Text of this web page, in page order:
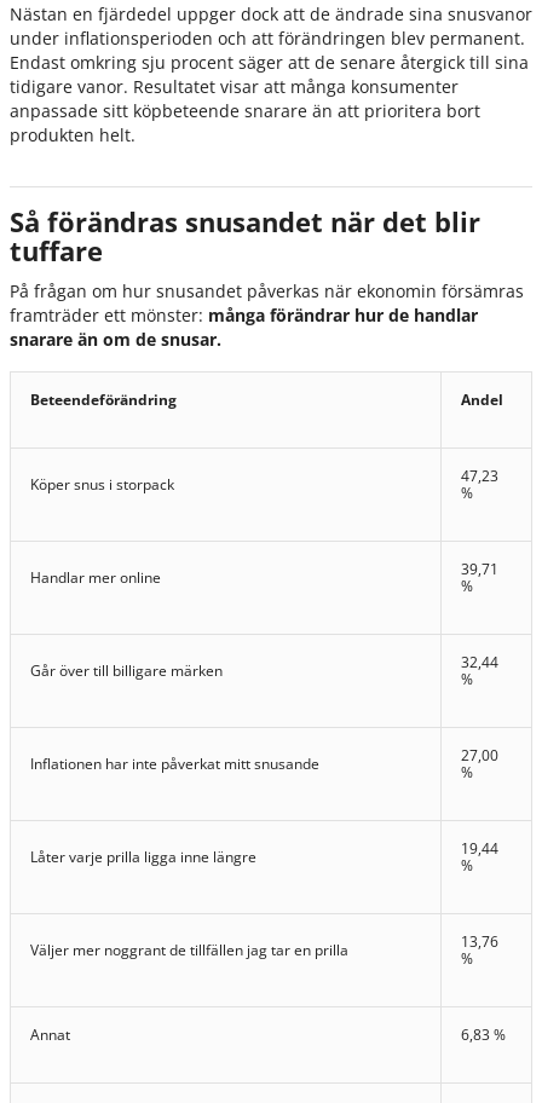
Nästan en fjärdedel uppger dock att de ändrade sina snusvanor
under inflationsperioden och att förändringen blev permanent.
Endast omkring sju procent säger att de senare återgick till sina
tidigare vanor. Resultatet visar att många konsumenter
anpassade sitt köpbeteende snarare än att prioritera bort
produkten helt.
Så förändras snusandet när det blir
tuffare
På frågan om hur snusandet påverkas när ekonomin försämras
framträder ett mönster: många förändrar hur de handlar
snarare än om de snusar.
Beteendeförändring Andel
Köper snus i storpack
47,23
%
Handlar mer online
39,71
%
Går över till billigare märken
32,44
%
Inflationen har inte påverkat mitt snusande
27,00
%
Låter varje prilla ligga inne längre
19,44
%
Väljer mer noggrant de tillfällen jag tar en prilla
13,76
%
Annat 6,83 %